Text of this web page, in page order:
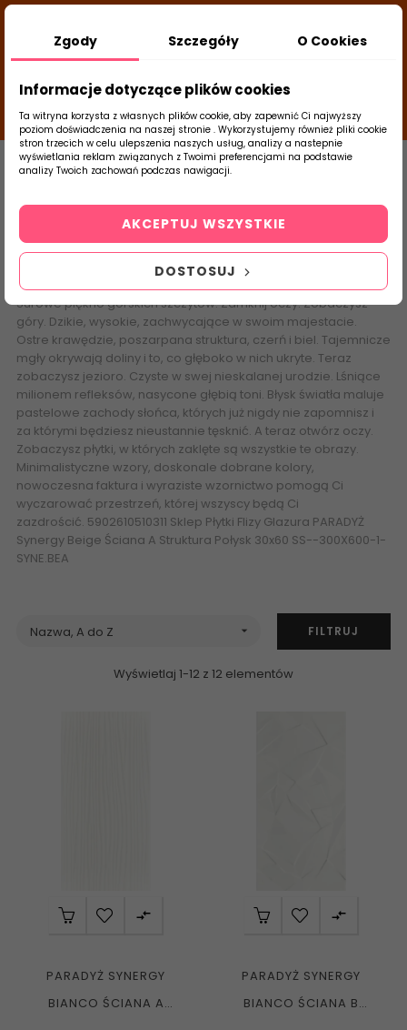
TUBADZIN- DODAJ PRODUKT DO KOSZYKA, UŻYJ
m
Strona Główna Płytki Łazienkowe
Synergy
Surowe piękno górskich szczytów. Zamknij oczy. Zobaczysz
góry. Dzikie, wysokie, zachwycające w swoim majestacie.
Ostre krawędzie, poszarpana struktura, czerń i biel. Tajemnicze
mgły okrywają doliny i to, co głęboko w nich ukryte. Teraz
zobaczysz jezioro. Czyste w swej nieskalanej urodzie. Lśniące
milionem refleksów, nasycone głębią toni. Błysk światła maluje
pastelowe zachody słońca, których już nigdy nie zapomnisz i
za którymi będziesz nieustannie tęsknić. A teraz otwórz oczy.
Zobaczysz płytki, w których zaklęte są wszystkie te obrazy.
Minimalistyczne wzory, doskonale dobrane kolory,
nowoczesna faktura i wyraziste wzornictwo pomogą Ci
wyczarować przestrzeń, której wszyscy będą Ci
zazdrościć. 5902610510311 Sklep Płytki Flizy Glazura PARADYŻ
Synergy Beige Ściana A Struktura Połysk 30x60 SS--300X600-1-
SYNE.BEA
Nazwa, A do Z  FILTRUJ
Wyświetlaj 1-12 z 12 elementów

PARADYŻ SYNERGY
BIANCO ŚCIANA A

PARADYŻ SYNERGY
BIANCO ŚCIANA B
Zgody Szczegóły O Cookies
Informacje dotyczące plików cookies
Ta witryna korzysta z własnych plików cookie, aby zapewnić Ci najwyższy
poziom doświadczenia na naszej stronie . Wykorzystujemy również pliki cookie
stron trzecich w celu ulepszenia naszych usług, analizy a nastepnie
wyświetlania reklam związanych z Twoimi preferencjami na podstawie
analizy Twoich zachowań podczas nawigacji.
DOSTOSUJ
AKCEPTUJ WSZYSTKIE